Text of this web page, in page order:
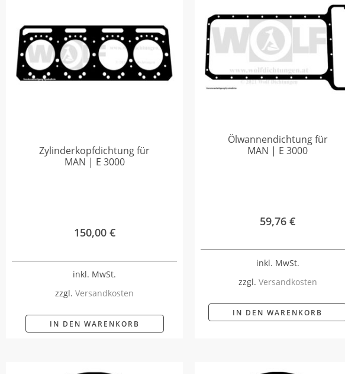
Zylinderkopfdichtung für
MAN | E 3000
150,00 €
inkl. MwSt.
zzgl. Versandkosten
IN DEN WARENKORB
Ölwannendichtung für
MAN | E 3000
59,76 €
inkl. MwSt.
zzgl. Versandkosten
IN DEN WARENKORB